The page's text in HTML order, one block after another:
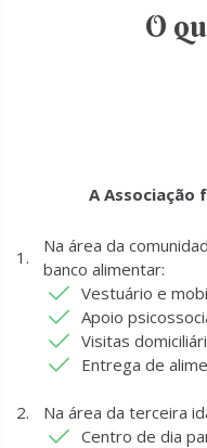
O
A Associação
Na área da
banco alimentar:
Vestuário e
Apoio
Visitas
Entrega de
Na área da terceira
Centro de dia